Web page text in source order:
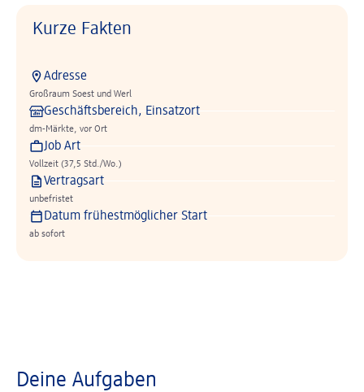
Kurze Fakten
Adresse
Großraum Soest und Werl
Geschäftsbereich, Einsatzort
dm-Märkte, vor Ort
Job Art
Vollzeit (37,5 Std./Wo.)
Vertragsart
unbefristet
Datum frühestmöglicher Start
ab sofort
Deine Aufgaben